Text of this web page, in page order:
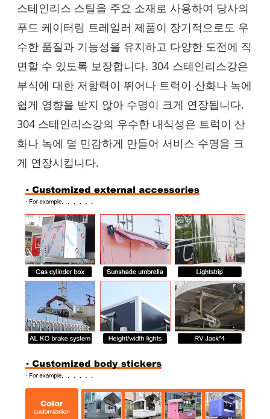
스테인리스 스틸을 주요 소재로 사용하여 당사의
푸드 케이터링 트레일러 제품이 장기적으로도 우
수한 품질과 기능성을 유지하고 다양한 도전에 직
면할 수 있도록 보장합니다. 304 스테인리스강은
부식에 대한 저항력이 뛰어나 트럭이 산화나 녹에
쉽게 영향을 받지 않아 수명이 크게 연장됩니다.
304 스테인리스강의 우수한 내식성은 트럭이 산
화나 녹에 덜 민감하게 만들어 서비스 수명을 크
게 연장시킵니다.